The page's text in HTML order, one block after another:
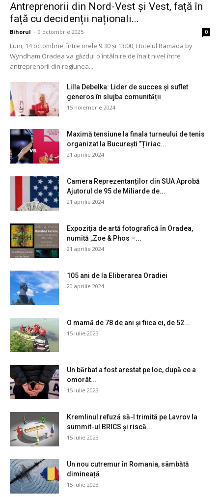
Antreprenorii din Nord-Vest și Vest, față în
față cu decidenții naționali...
Bihorul - 9 octombrie 2025 0
Luni, 14 octombrie, între orele 9:30 și 13:00, Hotelul Ramada by
Wyndham Oradea va găzdui o întâlnire de înalt nivel între
antreprenorii din regiunea...
Lilla Debelka: Lider de succes și suflet
generos în slujba comunității
15 noiembrie 2024
Maximă tensiune la finala turneului de tenis
organizat la București ”Țiriac...
21 aprilie 2024
Camera Reprezentanților din SUA Aprobă
Ajutorul de 95 de Miliarde de...
21 aprilie 2024
Expoziţia de artă fotografică în Oradea,
numită „Zoe & Phos –...
21 aprilie 2024
105 ani de la Eliberarea Oradiei
20 aprilie 2024
O mamă de 78 de ani și fiica ei, de 52...
15 iulie 2023
Un bărbat a fost arestat pe loc, după ce a
omorât...
15 iulie 2023
Kremlinul refuză să-l trimită pe Lavrov la
summit-ul BRICS și riscă...
15 iulie 2023
Un nou cutremur în Romania, sâmbătă
dimineață
15 iulie 2023